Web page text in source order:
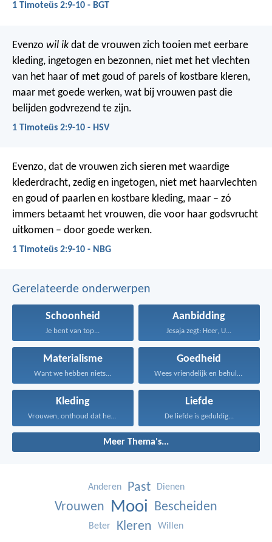
1 Timoteüs 2:9-10 - BGT
Evenzo wil ik dat de vrouwen zich tooien met eerbare
kleding, ingetogen en bezonnen, niet met het vlechten
van het haar of met goud of parels of kostbare kleren,
maar met goede werken, wat bij vrouwen past die
belijden godvrezend te zijn.
1 Timoteüs 2:9-10 - HSV
Evenzo, dat de vrouwen zich sieren met waardige
klederdracht, zedig en ingetogen, niet met haarvlechten
en goud of paarlen en kostbare kleding, maar – zó
immers betaamt het vrouwen, die voor haar godsvrucht
uitkomen – door goede werken.
1 Timoteüs 2:9-10 - NBG
Gerelateerde onderwerpen
Schoonheid
Je bent van top...
Aanbidding
Jesaja zegt: Heer, U...
Materialisme
Want we hebben niets...
Goedheid
Wees vriendelijk en behulpzaam...
Kleding
Vrouwen, onthoud dat het...
Liefde
De liefde is geduldig...
Meer Thema's...
Anderen Past Dienen
Vrouwen Mooi Bescheiden
Beter Kleren Willen